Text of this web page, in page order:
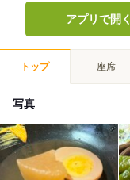
アプリで開く
トップ 座席
写真